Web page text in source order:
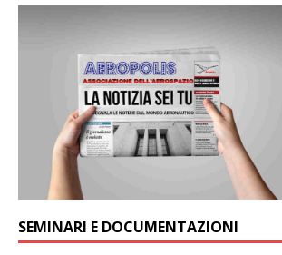
SEMINARI E DOCUMENTAZIONI